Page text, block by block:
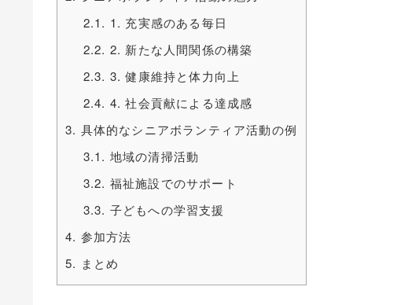
2.1. 1. 充実感のある毎日
2.2. 2. 新たな人間関係の構築
2.3. 3. 健康維持と体力向上
2.4. 4. 社会貢献による達成感
3. 具体的なシニアボランティア活動の例
3.1. 地域の清掃活動
3.2. 福祉施設でのサポート
3.3. 子どもへの学習支援
4. 参加方法
5. まとめ